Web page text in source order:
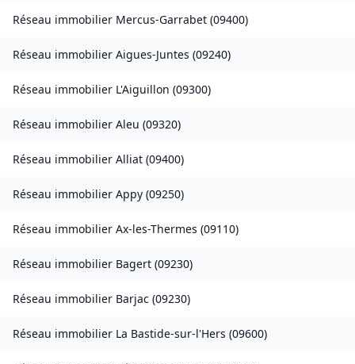
Réseau immobilier Mercus-Garrabet (09400)
Réseau immobilier Aigues-Juntes (09240)
Réseau immobilier L'Aiguillon (09300)
Réseau immobilier Aleu (09320)
Réseau immobilier Alliat (09400)
Réseau immobilier Appy (09250)
Réseau immobilier Ax-les-Thermes (09110)
Réseau immobilier Bagert (09230)
Réseau immobilier Barjac (09230)
Réseau immobilier La Bastide-sur-l'Hers (09600)